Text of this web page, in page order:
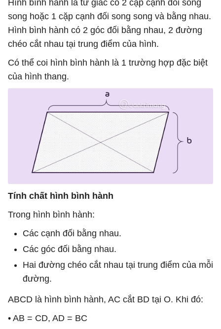
Hình bình hành là tứ giác có 2 cặp cạnh đối song
song hoặc 1 cặp cạnh đối song song và bằng nhau.
Hình bình hành có 2 góc đối bằng nhau, 2 đường
chéo cắt nhau tại trung điểm của hình.
Có thể coi hình bình hành là 1 trường hợp đặc biệt
của hình thang.
Tính chất hình bình hành
Trong hình bình hành:
Các cạnh đối bằng nhau.
Các góc đối bằng nhau.
Hai đường chéo cắt nhau tại trung điểm của mỗi
đường.
ABCD là hình bình hành, AC cắt BD tại O. Khi đó:
• AB = CD, AD = BC